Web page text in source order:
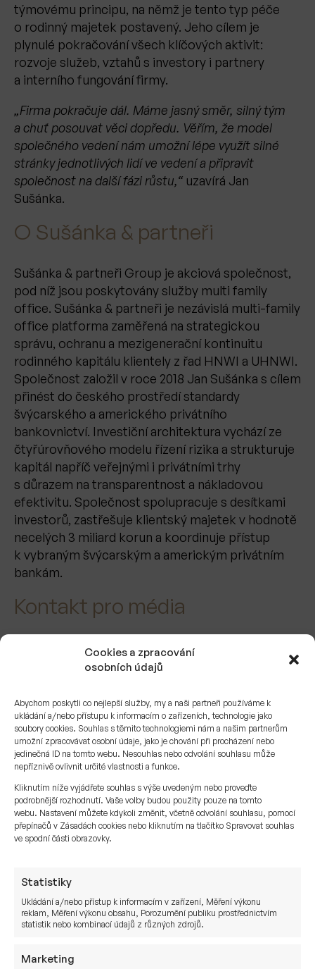
Cookies a zpracování
osobních údajů
Abychom poskytli co nejlepší služby, my a naši partneři používáme k
ukládání a/nebo přístupu k informacím o zařízeních, technologie jako
soubory cookies. Souhlas s těmito technologiemi nám a našim partnerům
umožní zpracovávat osobní údaje, jako je chování při procházení nebo
jedinečná ID na tomto webu. Nesouhlas nebo odvolání souhlasu může
nepříznivě ovlivnit určité vlastnosti a funkce.
Kliknutím níže vyjádřete souhlas s výše uvedeným nebo proveďte
podrobnější rozhodnutí. Vaše volby budou použity pouze na tomto
webu. Nastavení můžete kdykoli změnit, včetně odvolání souhlasu, pomocí
přepínačů v Zásadách cookies nebo kliknutím na tlačítko Spravovat souhlas
ve spodní části obrazovky.
Statistiky
Ukládání a/nebo přístup k informacím v zařízení, Měření výkonu
reklam, Měření výkonu obsahu, Porozumění publiku prostřednictvím
statistik nebo kombinací údajů z různých zdrojů.
Marketing
týmovému principu, na němž je tento typ péče
o rodinný majetek postavený. Jeho cílem je
plynulé pokračování všech klíčových aktivit:
rozvoje služeb, vztahů s investory i partnery
a interního fungování firmy.
„Firma pokračuje dál. Máme jasný směr, silný tým
a chuť posouvat věci dopředu. Věřím, že model
společného vedení nám umožní lépe využít silné
stránky jednotlivých lidí ve vedení a připravit
společnost na další fázi růstu,“ uzavírá Jan
Sušánka.
O Sušánka & partneři
Sušánka & partneři Group je akciová společnost,
pod níž jsou poskytovány služby multi family
office. Sušánka & partneři je nezávislá multi-family
office platforma zaměřená na strategickou
správu, ochranu a mezigenerační kontinuitu
rodinného kapitálu klientely z řad HNWI a UHNWI.
Společnost založil v roce 2018 Jan Sušánka s cílem
přinést do českého prostředí standardy
švýcarského a amerického privátního
bankovnictví. Investiční architektura vychází ze
čtyřúrovňového modelu řízení rizika a strukturuje
kapitál napříč veřejnými i privátními trhy
s důrazem na transparentnost a nákladovou
efektivitu. Společnost spolupracuje s desítkami
investorů, zastřešuje klientský majetek v hodnotě
necelých 3 miliard korun a koordinuje přístup
k vybraným švýcarským a americkým privátním
bankám.
Kontakt pro média
zakladatel Sušánka & partneři
Telefon:
+420 777 293 136
E-mail:
j.susanka@susankapartneri.cz
Chcete se stát naším
investorem?
JMÉNO